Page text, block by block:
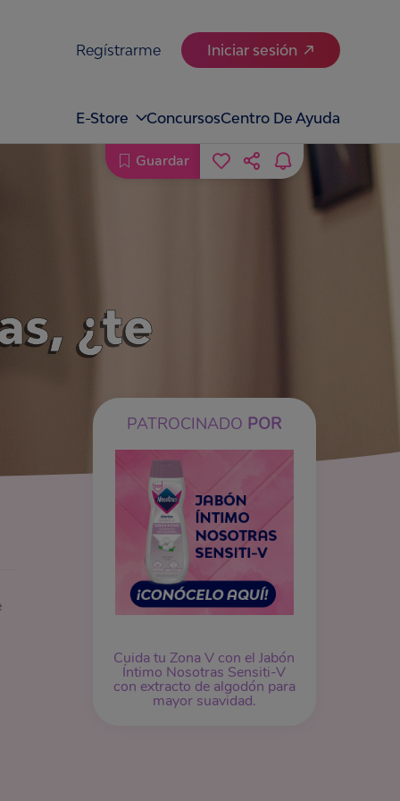
Regístrarme Iniciar sesión
E-Store ConcursosCentro De Ayuda
¿te
PATROCINADO POR
Cuida tu Zona V con el Jabón
Íntimo Nosotras Sensiti-V
con extracto de algodón para
mayor suavidad.
Guardar